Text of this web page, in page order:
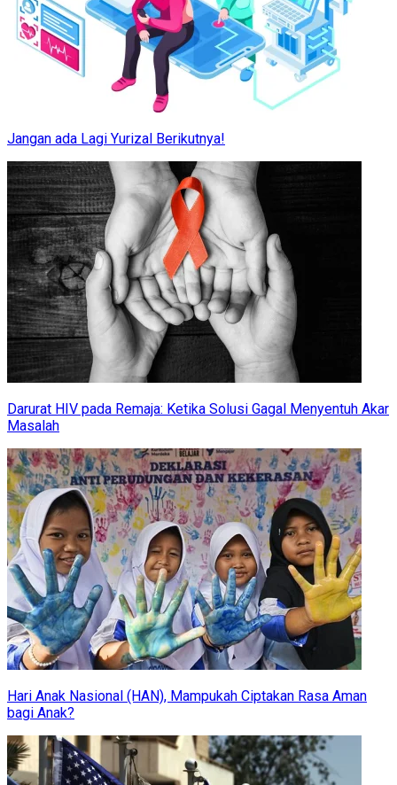
Jangan ada Lagi Yurizal Berikutnya!
Darurat HIV pada Remaja: Ketika Solusi Gagal Menyentuh Akar
Masalah
Hari Anak Nasional (HAN), Mampukah Ciptakan Rasa Aman
bagi Anak?